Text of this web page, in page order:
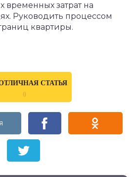
временных затрат на
Руководить процессом
квартиры.
СТАТЬЯ
0